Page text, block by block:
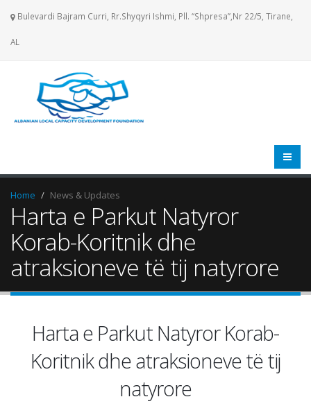
Bulevardi Bajram Curri, Rr.Shyqyri Ishmi, Pll. “Shpresa”,Nr 22/5, Tirane,
AL
Home News & Updates
Harta e Parkut Natyror
Korab-Koritnik dhe
atraksioneve të tij natyrore
Harta e Parkut Natyror Korab-
Koritnik dhe atraksioneve të tij
natyrore